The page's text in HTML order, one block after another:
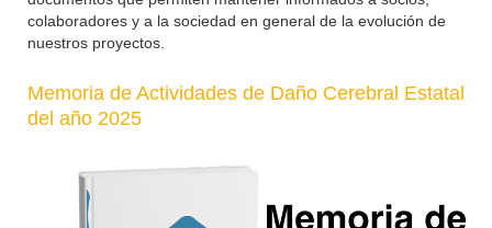
colaboradores y a la sociedad en general de la evolución de
nuestros proyectos.
Memoria de Actividades de Daño Cerebral Estatal
del año 2025